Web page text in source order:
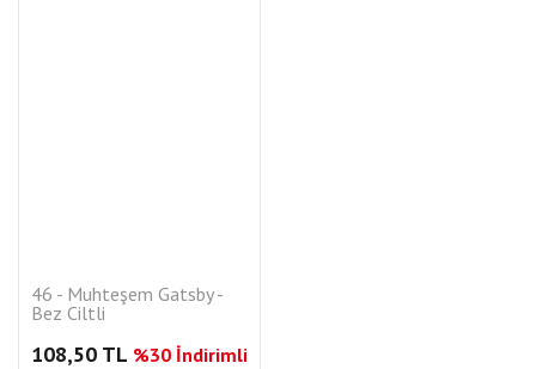
46 - Muhteşem Gatsby -
Bez Ciltli
108,50 TL %30 İndirimli